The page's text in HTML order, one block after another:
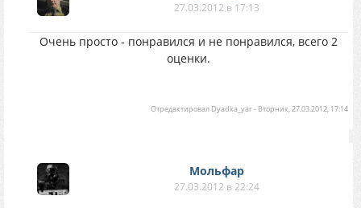
27.03.2012 в 17:13
Очень просто - понравился и не понравился, всего 2
оценки.
Отредактировал Dyadka_yar- Вторник, 27.03.2012, 17:14
Мольфар
27.03.2012 в 22:24